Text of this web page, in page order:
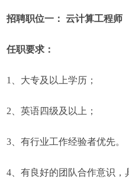
招聘职位一： 云计算工程师
任职要求：
1、大专及以上学历；
2、英语四级及以上；
3、有行业工作经验者优先。
4、有良好的团队合作意识，